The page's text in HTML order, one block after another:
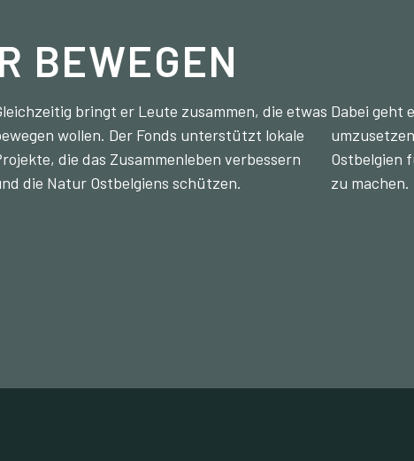
BEWEGEN
bringt er Leute zusammen, die etwas
wollen. Der Fonds unterstützt lokale
die das Zusammenleben verbessern
die Natur Ostbelgiens schützen.
Dabei geht
Ostbelgien
zu machen.